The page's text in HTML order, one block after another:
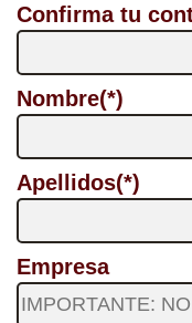
Confirma tu
Nombre(*)
Apellidos(*)
Empresa